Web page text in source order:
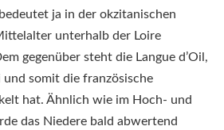
ja in der okzitanischen
unterhalb der Loire
gegenüber steht die Langue d’Oil,
und somit die französische
hat. Ähnlich wie im Hoch- und
das Niedere bald abwertend